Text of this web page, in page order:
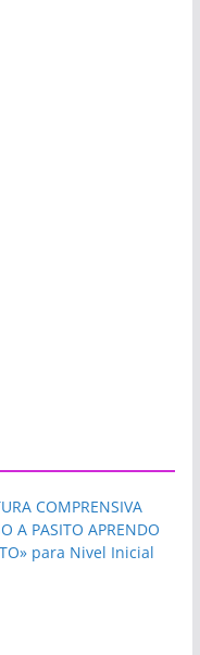
COMPRENSIVA
A PASITO APRENDO
para Nivel Inicial